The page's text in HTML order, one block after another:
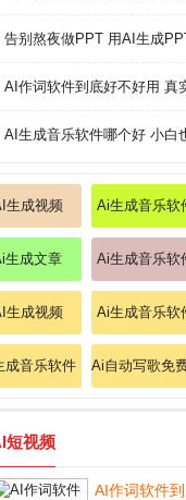
告别熬夜做PPT 用AI生成
AI作词软件到底好不好用 真
AI生成音乐软件哪个好 小白
生成视频 Ai生成音乐软
生成文章 Ai生成音乐软
生成视频 Ai生成音乐软
成音乐软件 Ai自动写歌免费
短视频
AI作词软件